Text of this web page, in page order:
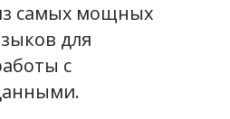
самых мощных
для
с